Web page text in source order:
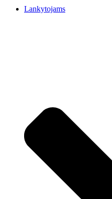
Lankytojams